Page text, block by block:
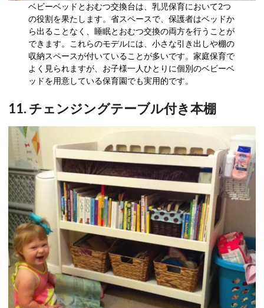
ベビーベッドとおむつ交換台は、乳児保育において2つ
の役割を果たします。省スペースで、保護者はベッドか
ら出ることなく、睡眠とおむつ交換の両方を行うことが
できます。これらのモデルには、小さな引き出しや棚の
収納スペースが付いていることが多いです。家庭保育で
よく見られますが、お子様一人ひとりに個別のベビーベ
ッドを用意している保育園でも実用的です。
11. チェンジングテーブル付き本棚